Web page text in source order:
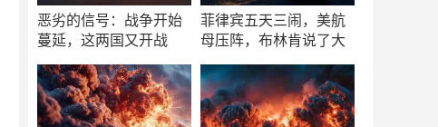
恶劣的信号：战争开始
蔓延，这两国又开战
菲律宾五天三闹，美航
母压阵，布林肯说了大